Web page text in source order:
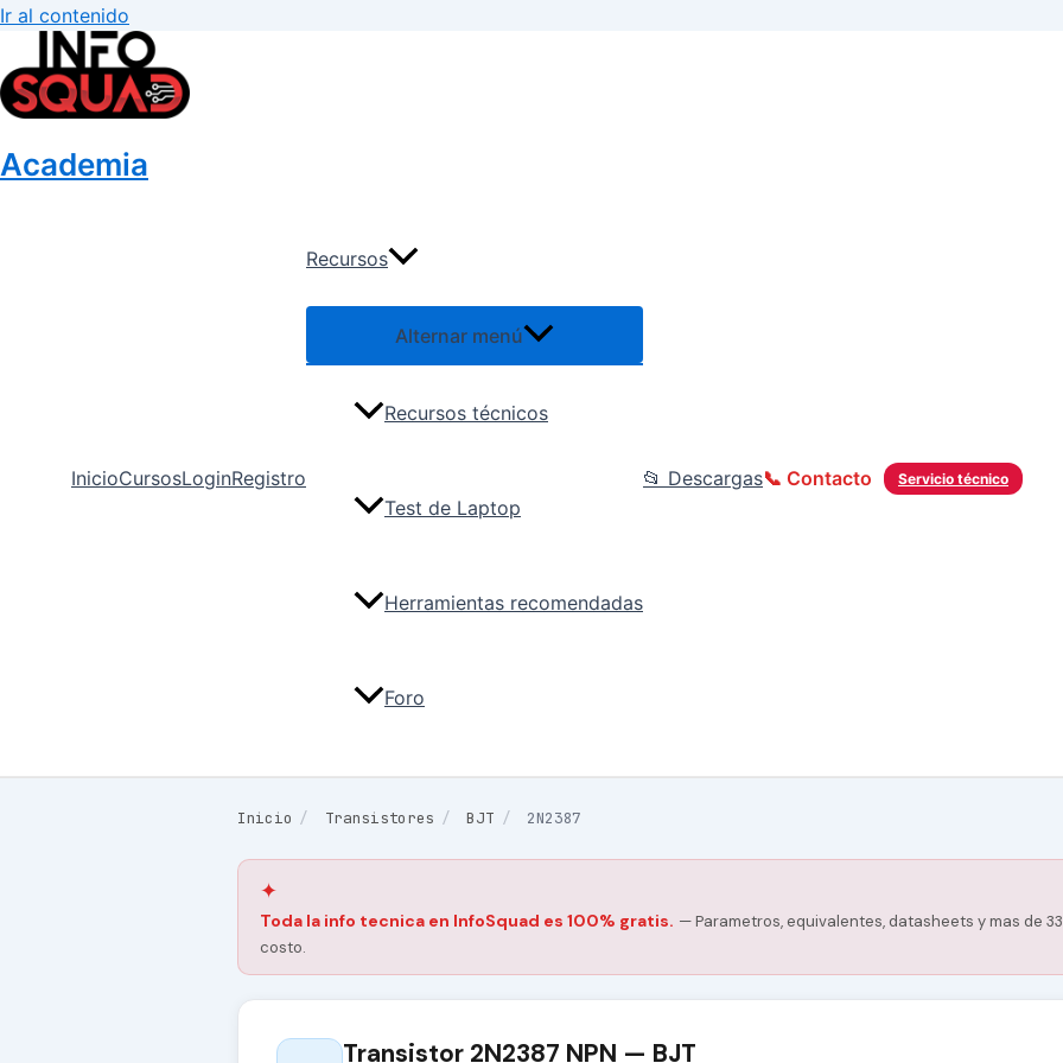
Ir al contenido
Academia
InicioCursosLoginRegistro
Recursos
Alternar menú
Recursos técnicos
Test de Laptop
Herramientas recomendadas
Foro
📂 Descargas Servicio técnico
📞 Contacto
Inicio / Transistores / BJT / 2N2387
✦
Toda la info tecnica en InfoSquad es 100% gratis. — Parametros, equivalentes, datasheets y mas de
costo.
Transistor 2N2387 NPN — BJT